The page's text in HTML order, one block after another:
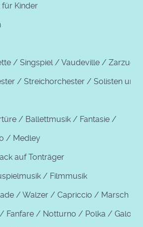
für Kinder
/ Singspiel / Vaudeville / Zarzuela
/ Streichorchester / Solisten und
/ Ballettmusik / Fantasie /
/ Medley
auf Tonträger
/ Filmmusik
/ Walzer / Capriccio / Marsch /
Fanfare / Notturno / Polka / Galopp